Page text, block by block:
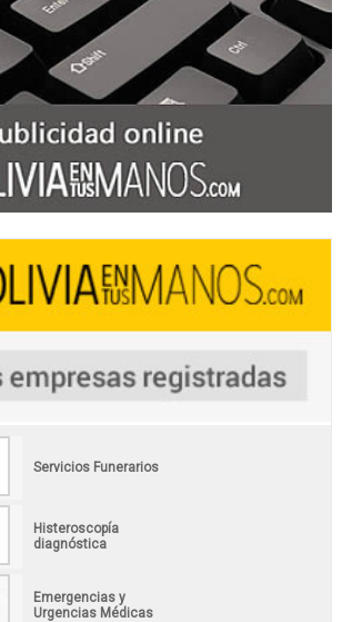
Servicios Funerarios
Histeroscopía
diagnóstica
Emergencias y
Urgencias Médicas